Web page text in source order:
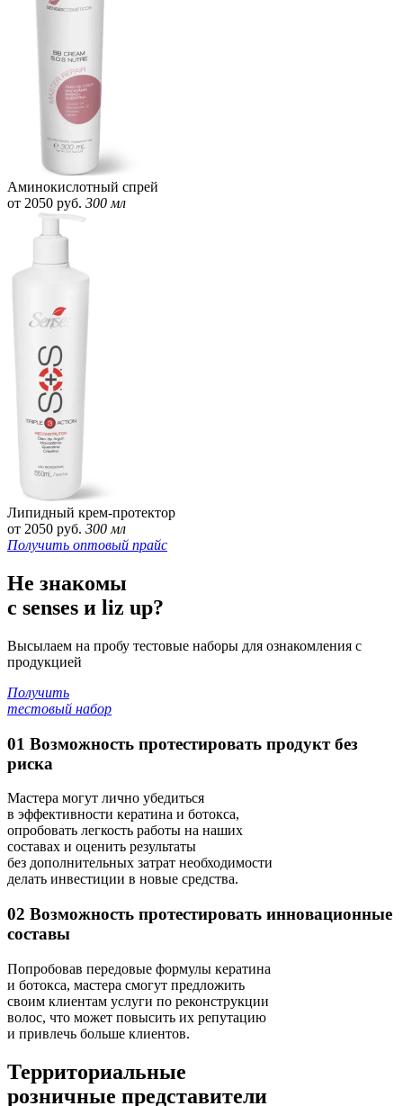
Аминокислотный спрей
от 2050 руб. 300 мл
Липидный крем-протектор
от 2050 руб. 300 мл
Получить оптовый прайс
Не знакомы
с senses и liz up?
Высылаем на пробу тестовые наборы для ознакомления с
продукцией
Получить
тестовый набор
01 Возможность протестировать продукт без
риска
Мастера могут лично убедиться
в эффективности кератина и ботокса,
опробовать легкость работы на наших
составах и оценить результаты
без дополнительных затрат необходимости
делать инвестиции в новые средства.
02 Возможность протестировать инновационные
составы
Попробовав передовые формулы кератина
и ботокса, мастера смогут предложить
своим клиентам услуги по реконструкции
волос, что может повысить их репутацию
и привлечь больше клиентов.
Территориальные
розничные представители